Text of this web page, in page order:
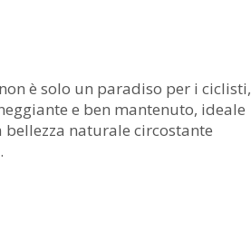
è solo un paradiso per i ciclisti,
e ben mantenuto, ideale
naturale circostante